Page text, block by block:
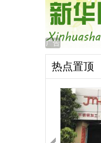
广告
热点置顶